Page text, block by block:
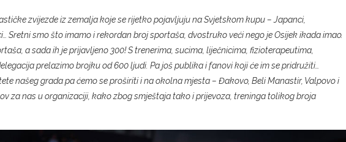
zvijezde iz zemalja koje se rijetko pojavljuju na Svjetskom kupu – Japanci,
Sretni smo što imamo i rekordan broj sportaša, dvostruko veći nego je Osijek ikada imao.
a sada ih je prijavljeno 300! S trenerima, sucima, liječnicima, fizioterapeutima,
prelazimo brojku od 600 ljudi. Pa još publika i fanovi koji će im se pridružiti…
našeg grada pa ćemo se proširiti i na okolna mjesta – Đakovo, Beli Manastir, Valpovo i
za nas u organizaciji, kako zbog smještaja tako i prijevoza, treninga tolikog broja